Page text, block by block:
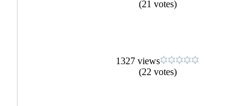
(21 votes)
1327 views
(22 votes)